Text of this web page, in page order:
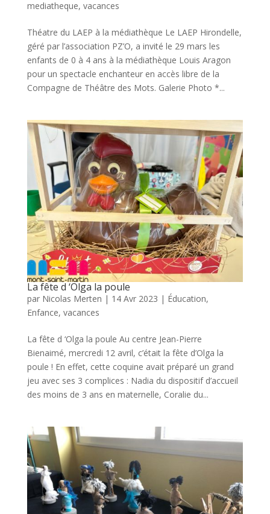
mediatheque, vacances
Théatre du LAEP à la médiathèque Le LAEP Hirondelle,
géré par l’association PZ’O, a invité le 29 mars les
enfants de 0 à 4 ans à la médiathèque Louis Aragon
pour un spectacle enchanteur en accès libre de la
Compagne de Théâtre des Mots. Galerie Photo *...
La fête d ‘Olga la poule
par Nicolas Merten | 14 Avr 2023 | Éducation,
Enfance, vacances
La fête d ‘Olga la poule Au centre Jean-Pierre
Bienaimé, mercredi 12 avril, c’était la fête d’Olga la
poule ! En effet, cette coquine avait préparé un grand
jeu avec ses 3 complices : Nadia du dispositif d’accueil
des moins de 3 ans en maternelle, Coralie du...